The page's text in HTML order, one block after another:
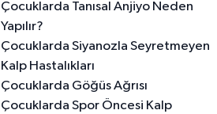
Çocuklarda Tanısal Anjiyo Neden
Yapılır?
Çocuklarda Siyanozla Seyretmeyen
Kalp Hastalıkları
Çocuklarda Göğüs Ağrısı
Çocuklarda Spor Öncesi Kalp